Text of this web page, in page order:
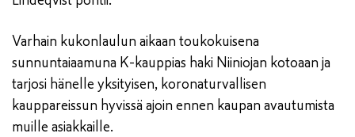
Varhain kukonlaulun aikaan toukokuisena
sunnuntaiaamuna K-kauppias haki Niiniojan kotoaan ja
tarjosi hänelle yksityisen, koronaturvallisen
kauppareissun hyvissä ajoin ennen kaupan avautumista
muille asiakkaille.